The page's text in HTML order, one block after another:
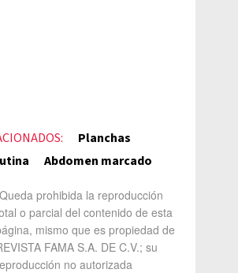
Planchas
Abdomen marcado
prohibida la reproducción
o parcial del contenido de esta
mismo que es propiedad de
FAMA S.A. DE C.V.; su
no autorizada